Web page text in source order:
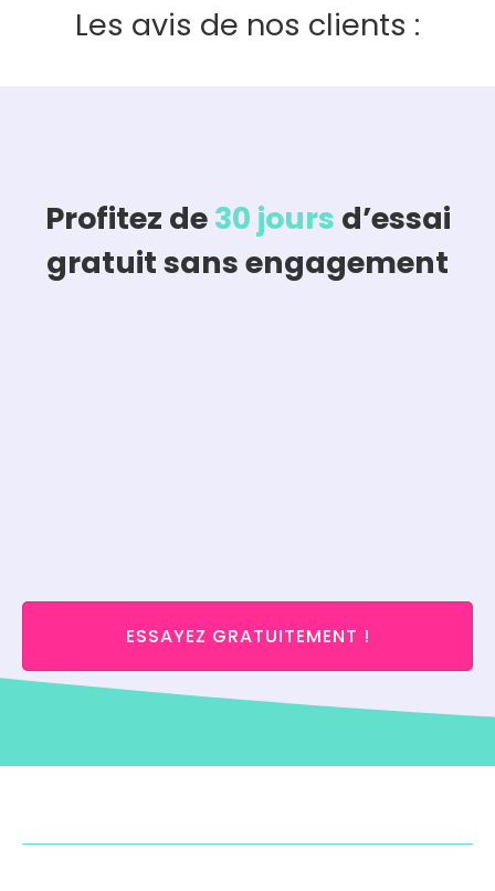
Les avis de nos clients :
Profitez de30 jours d’essai
gratuit sans engagement
ESSAYEZ GRATUITEMENT !